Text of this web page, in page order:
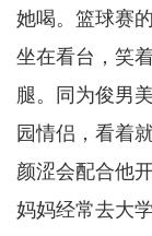
她喝。篮球赛
坐在看台，笑
腿。同为俊男
园情侣，看着
颜涩会配合他
妈妈经常去大